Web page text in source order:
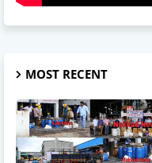
MOST RECENT